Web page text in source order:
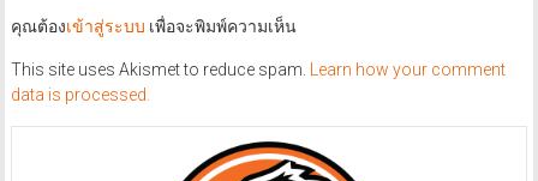
คุณต้องเข้าสู่ระบบ เพื่อจะพิมพ์ความเห็น
This site uses Akismet to reduce spam.
Learn how your comment
data is processed.